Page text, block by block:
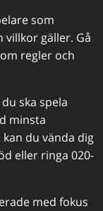
som
villkor gäller. Gå
regler och
ska spela
minsta
du vända dig
eller ringa 020-
med fokus